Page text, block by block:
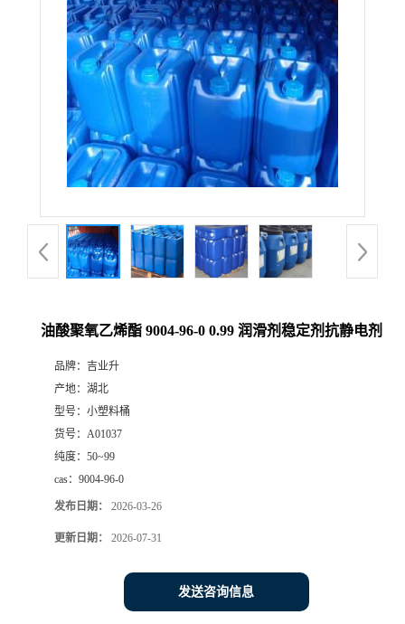
油酸聚氧乙烯酯 9004-96-0 0.99 润滑剂稳定剂抗静电剂
品牌： 吉业升
产地： 湖北
型号： 小塑料桶
货号： A01037
纯度： 50~99
cas： 9004-96-0
发布日期： 2026-03-26
更新日期： 2026-07-31
发送咨询信息